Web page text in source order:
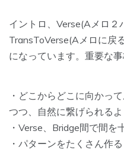
イントロ、Verse(Aメロ２
TransToVerse(Aメロに戻
になっています。重要な事
・どこからどこに向かっ
つつ、自然に繋げられる
・Verse、Bridge間で間を
・パターンをたくさん作る